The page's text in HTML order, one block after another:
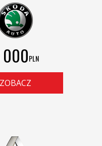
PLN
ZOBACZ